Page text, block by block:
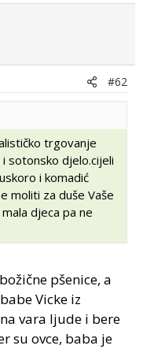
#62
trgovanje
sotonsko djelo.cijeli
i komadić
moliti za duše Vaše
djeca pa ne
pšenice, a
Vicke iz
vara ljude i bere
su ovce, baba je